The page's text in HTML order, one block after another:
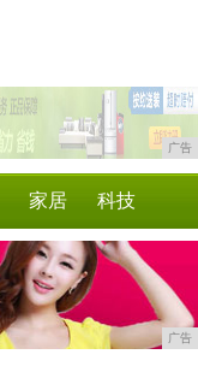
广告
家居 科技
微商
广告